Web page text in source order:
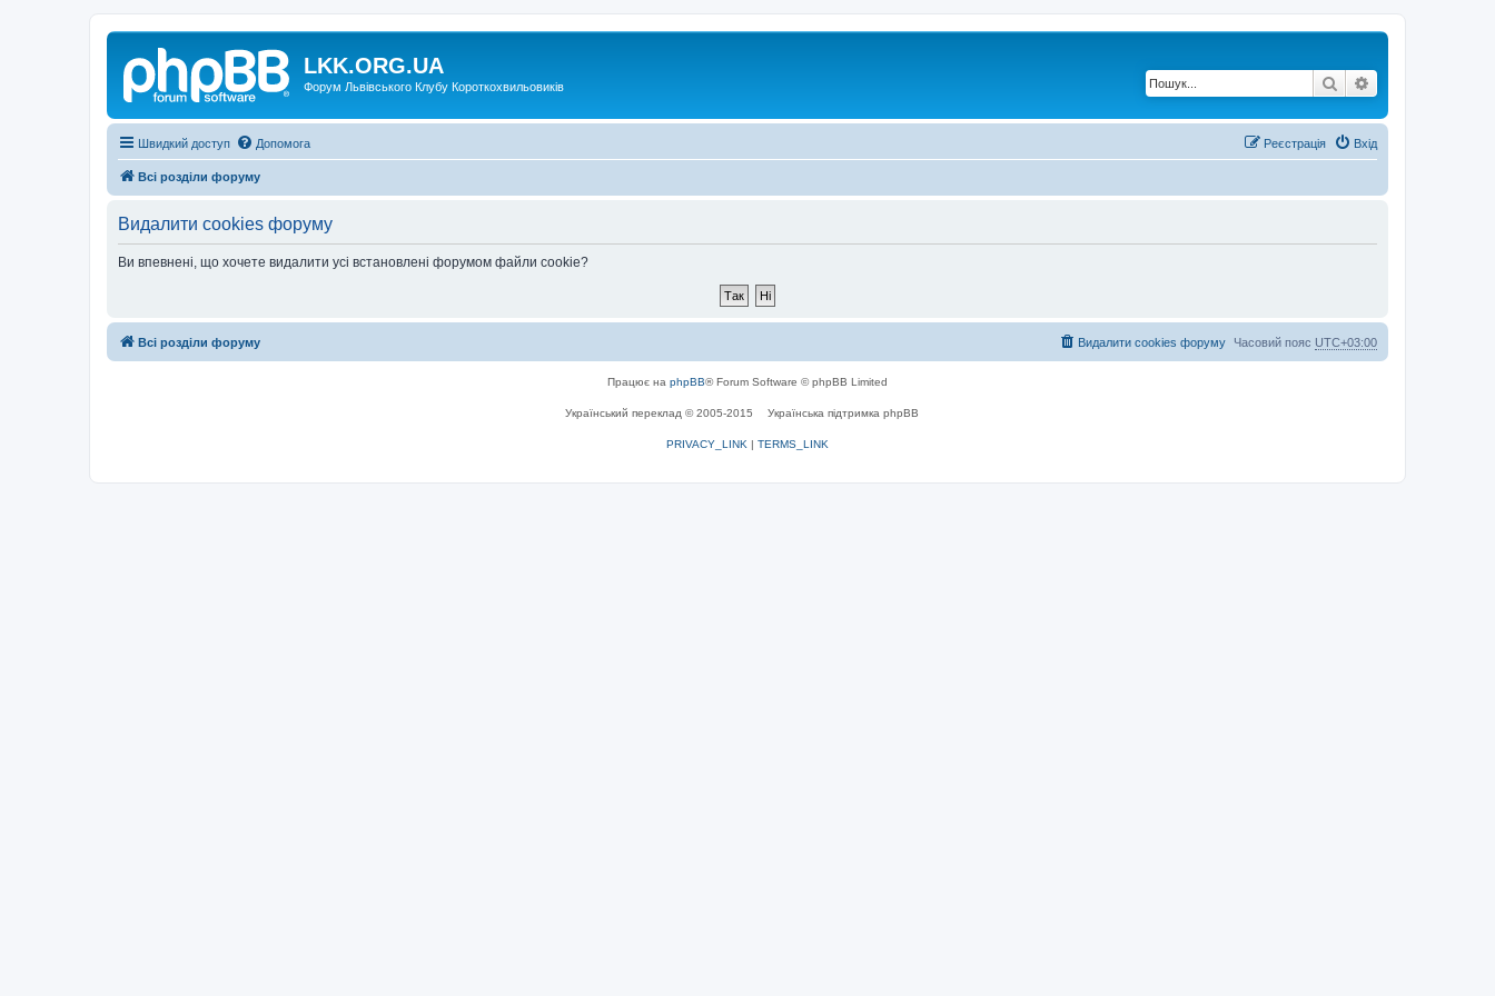
LKK.ORG.UA
Форум Львівського Клубу Короткохвильовиків Пошук
Швидкий доступ Допомога Вхід
Реєстрація
Всі розділи форуму
Видалити cookies форуму
Ви впевнені, що хочете видалити усі встановлені форумом файли cookie?
Всі розділи форуму Часовий пояс UTC+03:00
Видалити cookies форуму
Працює на phpBB® Forum Software © phpBB Limited
Український переклад © 2005-2015 Українська підтримка phpBB
PRIVACY_LINK | TERMS_LINK